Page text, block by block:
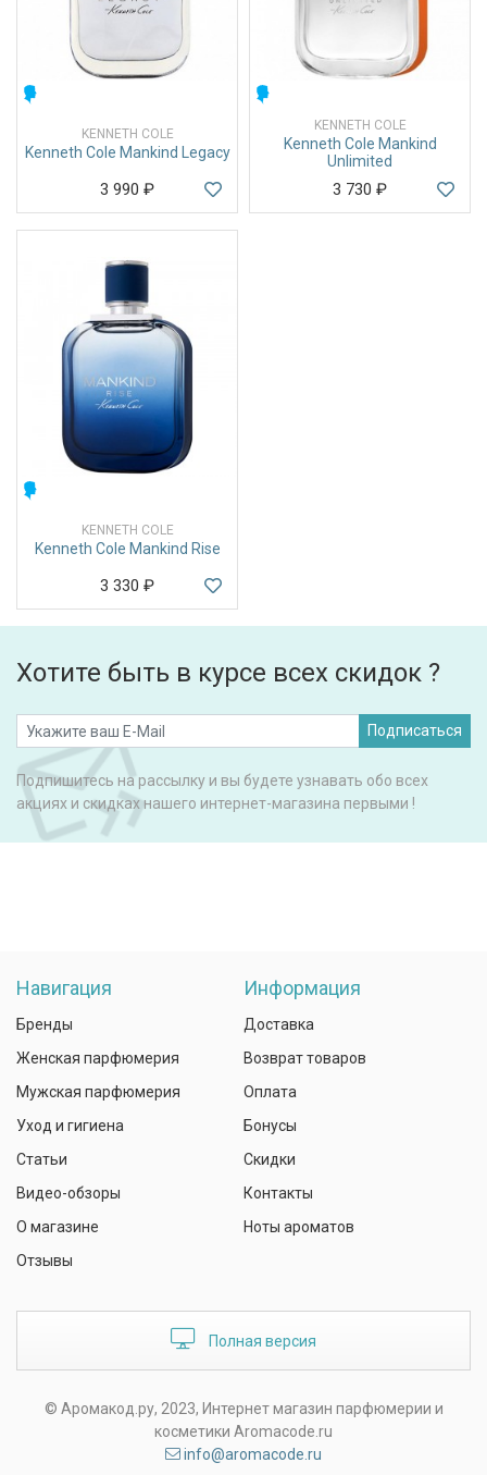
KENNETH COLE
Kenneth Cole Mankind Legacy
3 990 ₽
KENNETH COLE
Kenneth Cole Mankind
Unlimited
3 730 ₽
KENNETH COLE
Kenneth Cole Mankind Rise
3 330 ₽
Хотите быть в курсе всех скидок ?
Подписаться
Подпишитесь на рассылку и вы будете узнавать обо всех
акциях и скидках нашего интернет-магазина первыми !
Навигация
Бренды
Женская парфюмерия
Мужская парфюмерия
Уход и гигиена
Статьи
Видео-обзоры
О магазине
Отзывы
Информация
Доставка
Возврат товаров
Оплата
Бонусы
Скидки
Контакты
Ноты ароматов
Полная версия
© Аромакод.ру, 2023, Интернет магазин парфюмерии и
косметики Aromacode.ru
info@aromacode.ru